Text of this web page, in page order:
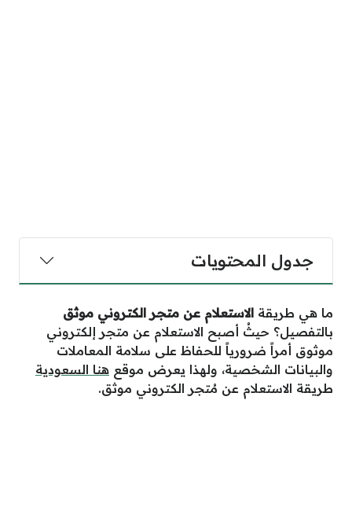
جدول المحتويات
ما هي طريقة الاستعلام عن متجر الكتروني موثق
بالتفصيل؟ حيثُ أصبح الاستعلام عن متجر إلكتروني
موثوق أمراً ضرورياً للحفاظ على سلامة المعاملات
والبيانات الشخصية، ولهذا يعرض موقع هنا السعودية
طريقة الاستعلام عن مُتجر الكتروني موثق.